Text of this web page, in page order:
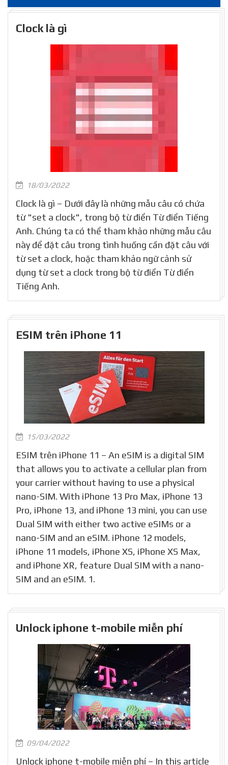
Clock là gì
18/03/2022
Clock là gì – Dưới đây là những mẫu câu có chứa
từ "set a clock", trong bộ từ điển Từ điển Tiếng
Anh. Chúng ta có thể tham khảo những mẫu câu
này để đặt câu trong tình huống cần đặt câu với
từ set a clock, hoặc tham khảo ngữ cảnh sử
dụng từ set a clock trong bộ từ điển Từ điển
Tiếng Anh.
ESIM trên iPhone 11
15/03/2022
ESIM trên iPhone 11 – An eSIM is a digital SIM
that allows you to activate a cellular plan from
your carrier without having to use a physical
nano-SIM. With iPhone 13 Pro Max, iPhone 13
Pro, iPhone 13, and iPhone 13 mini, you can use
Dual SIM with either two active eSIMs or a
nano-SIM and an eSIM. iPhone 12 models,
iPhone 11 models, iPhone XS, iPhone XS Max,
and iPhone XR, feature Dual SIM with a nano-
SIM and an eSIM. 1.
Unlock iphone t-mobile miễn phí
09/04/2022
Unlock iphone t-mobile miễn phí – In this article